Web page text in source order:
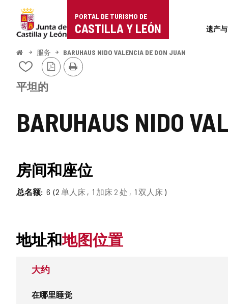
Portal
de
Turismo
Castilla
León
PORTAL DE TURISMO DE
CASTILLA Y LEÓN 遗产
开
始
服务 BARUHAUS NIDO VALENCIA DE DON JUAN
BARUHAUS NIDO
从
的
笔
本
中
除
PDF
版
打
印
平坦的
房间和座位
总名额 6 2 单人床 1 加床 2 处 1 双人床
地址和地图位置
大约
在哪里睡觉